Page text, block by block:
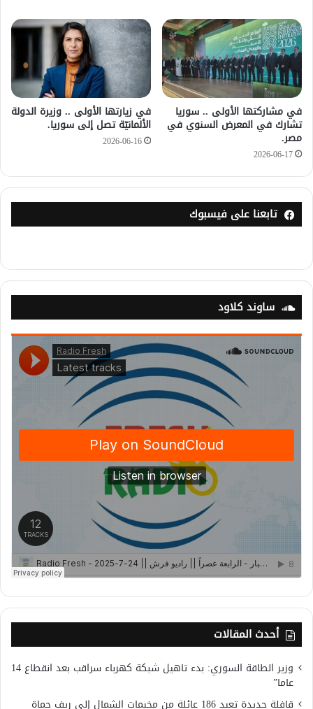
في مشاركتها الأولى .. سوريا
تشارك في المعرض السنوي في
مصر.
2026-06-17
في زيارتها الأولى .. وزيرة الدولة
الألمانيّة تصل إلى سوريا.
2026-06-16
تابعنا على فيسبوك
ساوند كلاود
أحدث المقالات
وزير الطاقة السوري: بدء تاهيل شبكة كهرباء سراقب بعد انقطاع 14
عاما”
قافلة جديدة تعيد 186 عائلة من مخيمات الشمال إلى ريف حماة